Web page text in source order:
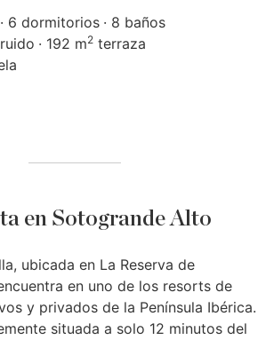
6 dormitorios
8 baños
192 m2 terraza
en Sotogrande Alto
ubicada en La Reserva de
en uno de los resorts de
y privados de la Península Ibérica.
situada a solo 12 minutos del